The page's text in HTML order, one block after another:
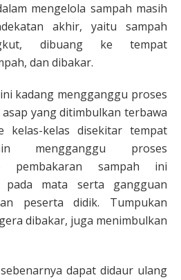
mengelola sampah masih
akhir, yaitu sampah
dibuang ke tempat
dan dibakar.
kadang mengganggu proses
yang ditimbulkan terbawa
kelas-kelas disekitar tempat
mengganggu proses
pembakaran sampah ini
pada mata serta gangguan
peserta didik. Tumpukan
dibakar, juga menimbulkan
dapat didaur ulang